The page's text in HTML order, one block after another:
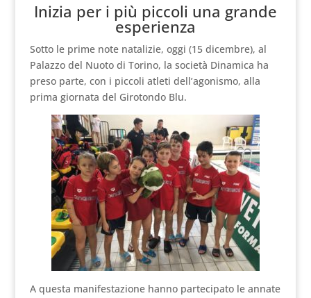
Inizia per i più piccoli una grande
esperienza
Sotto le prime note natalizie, oggi (15 dicembre), al
Palazzo del Nuoto di Torino, la società Dinamica ha
preso parte, con i piccoli atleti dell’agonismo, alla
prima giornata del Girotondo Blu.
A questa manifestazione hanno partecipato le annate